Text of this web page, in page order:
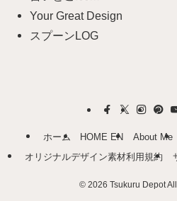
Your Great Design
スプーンLOG
ホーム HOME EN About Me
オリジナルデザイン素材利用規約
©2026 Tsukuru Depot